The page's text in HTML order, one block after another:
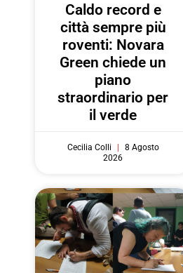
Caldo record e
città sempre più
roventi: Novara
Green chiede un
piano
straordinario per
il verde
Cecilia Colli
8 Agosto
2026